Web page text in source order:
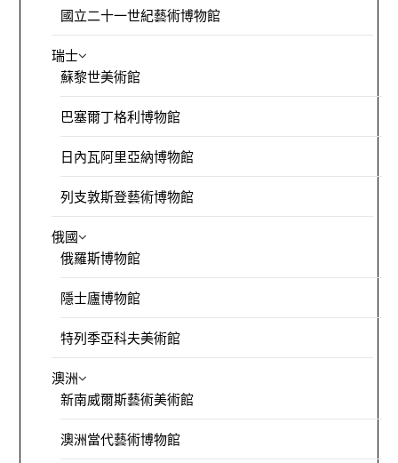
國立二十一世紀藝術博物館
瑞士
蘇黎世美術館
巴塞爾丁格利博物館
日內瓦阿里亞納博物館
列支敦斯登藝術博物館
俄國
俄羅斯博物館
隱士廬博物館
特列季亞科夫美術館
澳洲
新南威爾斯藝術美術館
澳洲當代藝術博物館